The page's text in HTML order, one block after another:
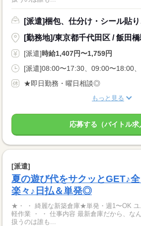
[派遣]梱包、仕分け・シール貼
[勤務地]/東京都千代田区 / 飯田
[派遣]時給1,407円〜1,759円
[派遣]08:00〜17:30、09:00〜18:00
★即日勤務・曜日相談◎
もっと見る
応募する（バイトル求
[派遣]
夏の遊び代をサクッとGET♪
楽々♪日払＆単発◎
★・ ・ 綺麗な新築倉庫★単発・週1〜OK ユ
軽作業 ・ ・ 仕事内容 最新倉庫だから、な
扱うのは誰も...